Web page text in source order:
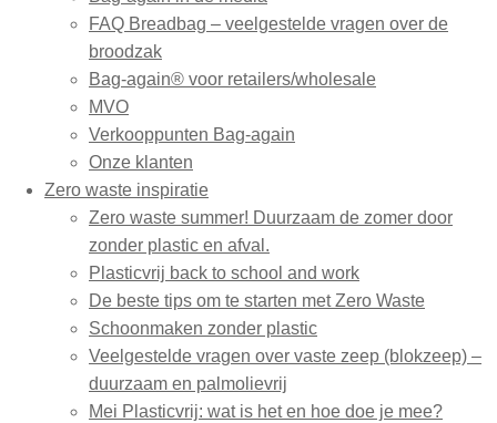
FAQ Breadbag – veelgestelde vragen over de
broodzak
Bag-again® voor retailers/wholesale
MVO
Verkooppunten Bag-again
Onze klanten
Zero waste inspiratie
Zero waste summer! Duurzaam de zomer door
zonder plastic en afval.
Plasticvrij back to school and work
De beste tips om te starten met Zero Waste
Schoonmaken zonder plastic
Veelgestelde vragen over vaste zeep (blokzeep) –
duurzaam en palmolievrij
Mei Plasticvrij: wat is het en hoe doe je mee?